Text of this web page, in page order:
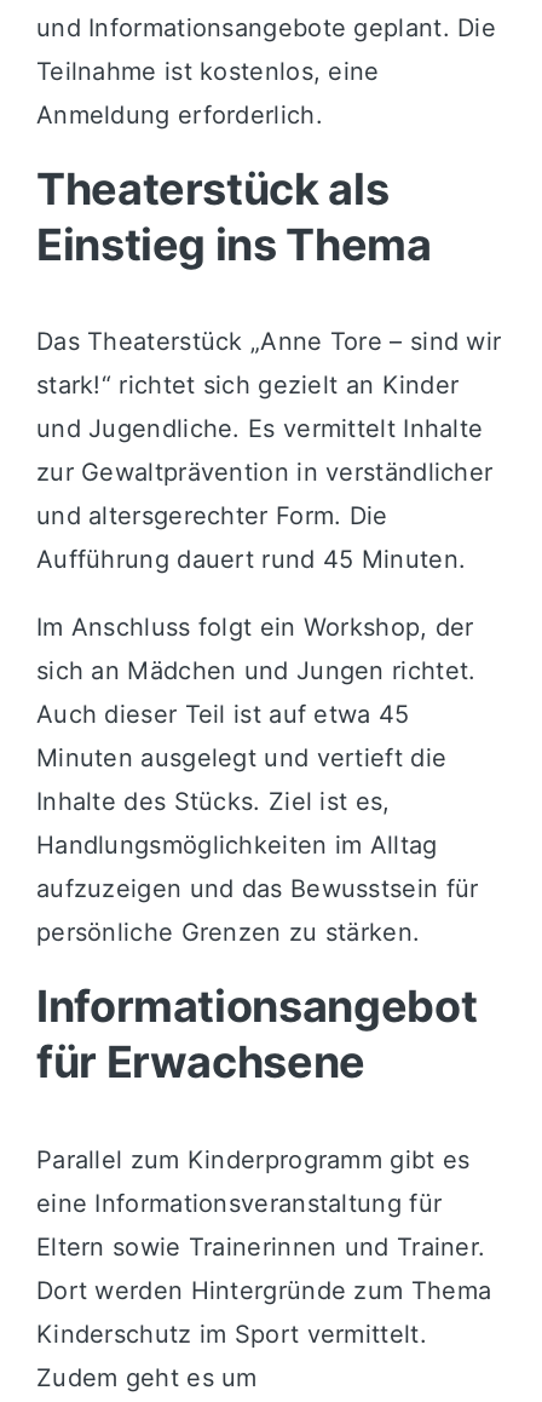
und Informationsangebote geplant. Die
Teilnahme ist kostenlos, eine
Anmeldung erforderlich.
Theaterstück als
Einstieg ins Thema
Das Theaterstück „Anne Tore – sind wir
stark!“ richtet sich gezielt an Kinder
und Jugendliche. Es vermittelt Inhalte
zur Gewaltprävention in verständlicher
und altersgerechter Form. Die
Aufführung dauert rund 45 Minuten.
Im Anschluss folgt ein Workshop, der
sich an Mädchen und Jungen richtet.
Auch dieser Teil ist auf etwa 45
Minuten ausgelegt und vertieft die
Inhalte des Stücks. Ziel ist es,
Handlungsmöglichkeiten im Alltag
aufzuzeigen und das Bewusstsein für
persönliche Grenzen zu stärken.
Informationsangebot
für Erwachsene
Parallel zum Kinderprogramm gibt es
eine Informationsveranstaltung für
Eltern sowie Trainerinnen und Trainer.
Dort werden Hintergründe zum Thema
Kinderschutz im Sport vermittelt.
Zudem geht es um